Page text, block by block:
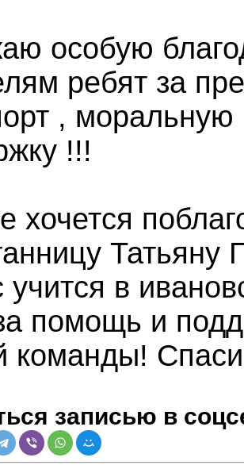
особую
ребят за
,
!!!
хочется
Татьяну
учится в
помощь и
команды!
записью в